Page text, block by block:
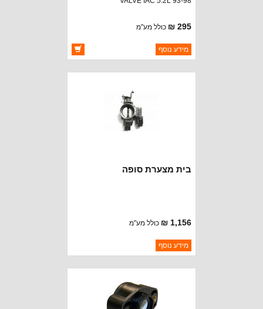
295 ₪ כולל מע"מ
ברקוד: 53030657
יצרן:STANDARD MOTOR
מידע נוסף
בית מצערת סופה
1,156 ₪ כולל מע"מ
ברקוד: 53030844
יצרן:MOPAR CHRYSLER
מידע נוסף